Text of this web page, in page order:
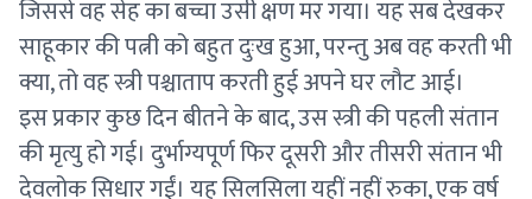
जिससे वह सेह का बच्चा उसी क्षण मर गया। यह सब देखकर
साहूकार की पत्नी को बहुत दुःख हुआ, परन्तु अब वह करती भी
क्या, तो वह स्त्री पश्चाताप करती हुई अपने घर लौट आई।
इस प्रकार कुछ दिन बीतने के बाद, उस स्त्री की पहली संतान
की मृत्यु हो गई। दुर्भाग्यपूर्ण फिर दूसरी और तीसरी संतान भी
देवलोक सिधार गईं। यह सिलसिला यहीं नहीं रुका, एक वर्ष